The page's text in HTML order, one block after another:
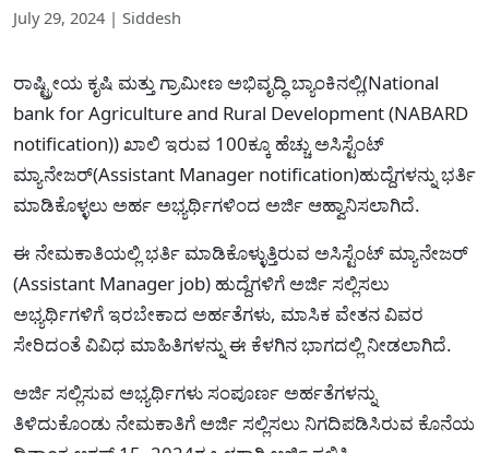
July 29, 2024 | Siddesh
ರಾಷ್ಟ್ರೀಯ ಕೃಷಿ ಮತ್ತು ಗ್ರಾಮೀಣ ಅಭಿವೃದ್ಧಿ ಬ್ಯಾಂಕಿನಲ್ಲಿ(National
bank for Agriculture and Rural Development (NABARD
notification)) ಖಾಲಿ ಇರುವ 100ಕ್ಕೂ ಹೆಚ್ಚು ಅಸಿಸ್ಟೆಂಟ್
ಮ್ಯಾನೇಜರ್(Assistant Manager notification)ಹುದ್ದೆಗಳನ್ನು ಭರ್ತಿ
ಮಾಡಿಕೊಳ್ಳಲು ಅರ್ಹ ಅಭ್ಯರ್ಥಿಗಳಿಂದ ಅರ್ಜಿ ಆಹ್ವಾನಿಸಲಾಗಿದೆ.
ಈ ನೇಮಕಾತಿಯಲ್ಲಿ ಭರ್ತಿ ಮಾಡಿಕೊಳ್ಳುತ್ತಿರುವ ಅಸಿಸ್ಟೆಂಟ್ ಮ್ಯಾನೇಜರ್
(Assistant Manager job) ಹುದ್ದೆಗಳಿಗೆ ಅರ್ಜಿ ಸಲ್ಲಿಸಲು
ಅಭ್ಯರ್ಥಿಗಳಿಗೆ ಇರಬೇಕಾದ ಅರ್ಹತೆಗಳು, ಮಾಸಿಕ ವೇತನ ವಿವರ
ಸೇರಿದಂತೆ ವಿವಿಧ ಮಾಹಿತಿಗಳನ್ನು ಈ ಕೆಳಗಿನ ಭಾಗದಲ್ಲಿ ನೀಡಲಾಗಿದೆ.
ಅರ್ಜಿ ಸಲ್ಲಿಸುವ ಅಭ್ಯರ್ಥಿಗಳು ಸಂಪೂರ್ಣ ಅರ್ಹತೆಗಳನ್ನು
ತಿಳಿದುಕೊಂಡು ನೇಮಕಾತಿಗೆ ಅರ್ಜಿ ಸಲ್ಲಿಸಲು ನಿಗದಿಪಡಿಸಿರುವ ಕೊನೆಯ